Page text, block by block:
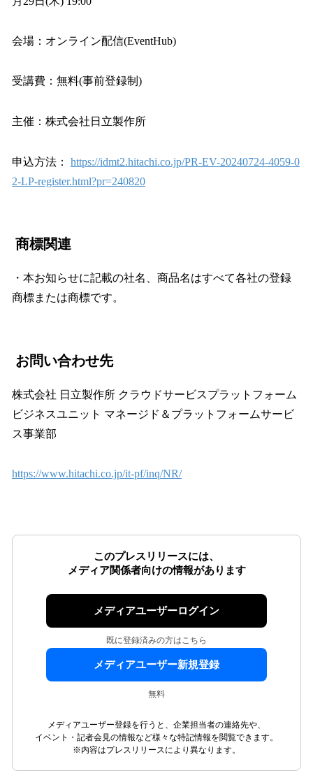
会場：オンライン配信(EventHub)
受講費：無料(事前登録制)
主催：株式会社日立製作所
申込方法： https://idmt2.hitachi.co.jp/PR-EV-20240724-4059-0
2-LP-register.html?pr=240820
商標関連
・本お知らせに記載の社名、商品名はすべて各社の登録
商標または商標です。
お問い合わせ先
株式会社 日立製作所 クラウドサービスプラットフォーム
ビジネスユニット マネージド＆プラットフォームサービ
ス事業部
https://www.hitachi.co.jp/it-pf/inq/NR/
このプレスリリースには、
メディア関係者向けの情報があります
メディアユーザーログイン
既に登録済みの方はこちら
メディアユーザー新規登録
無料
メディアユーザー登録を行うと、企業担当者の連絡先や、
イベント・記者会見の情報など様々な特記情報を閲覧できます。
※内容はプレスリリースにより異なります。